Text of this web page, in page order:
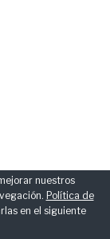
nuestros
Política de
en el siguiente